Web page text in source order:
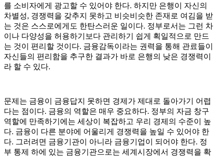
를 소비자에게 광고할 수 있어야 한다. 하지만 은행이 자신의
차별성, 경쟁력을 갖추지 못하고 비슷비슷한 존재로 여김을 받
는 것은 스스로에게도 한탄스러운 일이다. 정부로서는 그런 차
이나 다양성을 허용하기보다 관리하기 쉽게 획일적으로 만드
는 것이 편리할 것이다. 금융감독이라는 권력을 통해 관료들이
자신들의 편리함을 추구한 결과가 바로 은행의 낮은 경쟁력이
라 할 수 있다.
문제는 금융이 금융답지 못하면 경제가 제대로 돌아가기 어렵
다는 점이다. 금융의 역할은 매우 중요하다. 정부의 자금 창구
역할에 만족하기에는 세상이 복잡하고 우리 경제의 수준이 높
다. 금융이 다른 분야에 어울리게 경쟁력을 높일 수 있어야 한
다. 그러려면 금융기관이 아니라 금융기업이 되어야 한다. 정
부 통제 하에 있는 금융기관으로는 세계시장에서 경쟁력을 확